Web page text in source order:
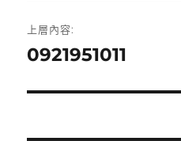
章
上層內容:
0921951011